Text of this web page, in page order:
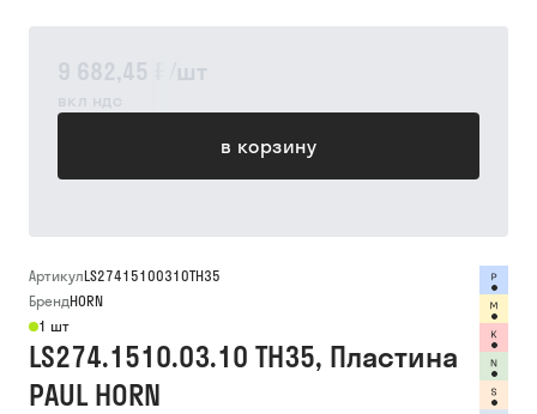
9 682,45 ₽ шт
вкл ндс
в корзину
АртикулLS27415100310TH35
БрендHORN
1 шт
LS274.1510.03.10 TH35, Пластина
PAUL HORN